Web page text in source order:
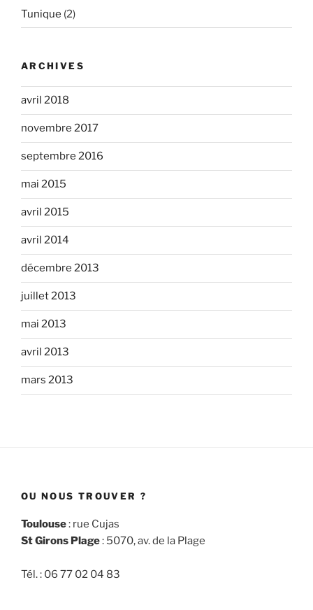
Tunique (2)
ARCHIVES
avril 2018
novembre 2017
septembre 2016
mai 2015
avril 2015
avril 2014
décembre 2013
juillet 2013
mai 2013
avril 2013
mars 2013
OU NOUS TROUVER ?
Toulouse: rue Cujas
St Girons Plage: 5070, av. de la Plage
Tél. : 06 77 02 04 83